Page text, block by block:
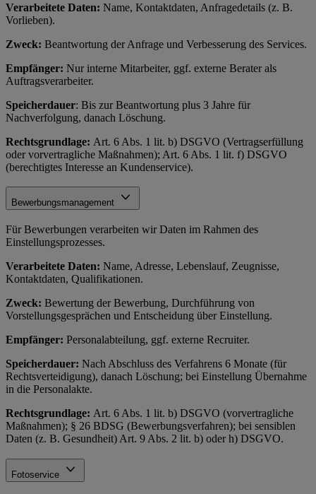
Verarbeitete Daten: Name, Kontaktdaten, Anfragedetails (z. B.
Vorlieben).
Zweck: Beantwortung der Anfrage und Verbesserung des Services.
Empfänger: Nur interne Mitarbeiter, ggf. externe Berater als
Auftragsverarbeiter.
Speicherdauer: Bis zur Beantwortung plus 3 Jahre für
Nachverfolgung, danach Löschung.
Rechtsgrundlage: Art. 6 Abs. 1 lit. b) DSGVO (Vertragserfüllung
oder vorvertragliche Maßnahmen); Art. 6 Abs. 1 lit. f) DSGVO
(berechtigtes Interesse an Kundenservice).
Bewerbungsmanagement
Für Bewerbungen verarbeiten wir Daten im Rahmen des
Einstellungsprozesses.
Verarbeitete Daten: Name, Adresse, Lebenslauf, Zeugnisse,
Kontaktdaten, Qualifikationen.
Zweck: Bewertung der Bewerbung, Durchführung von
Vorstellungsgesprächen und Entscheidung über Einstellung.
Empfänger: Personalabteilung, ggf. externe Recruiter.
Speicherdauer: Nach Abschluss des Verfahrens 6 Monate (für
Rechtsverteidigung), danach Löschung; bei Einstellung Übernahme
in die Personalakte.
Rechtsgrundlage: Art. 6 Abs. 1 lit. b) DSGVO (vorvertragliche
Maßnahmen); § 26 BDSG (Bewerbungsverfahren); bei sensiblen
Daten (z. B. Gesundheit) Art. 9 Abs. 2 lit. b) oder h) DSGVO.
Fotoservice